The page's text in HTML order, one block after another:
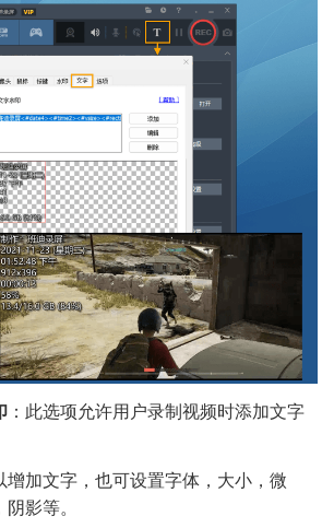
：此选项允许用户录制视频时添加文字
增加文字，也可设置字体，大小，微
影等。